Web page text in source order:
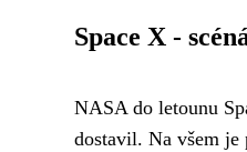
Space X -
NASA do letounu
dostavil. Na všem je